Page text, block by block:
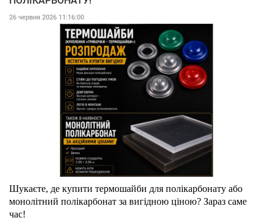
26 червня 2026 11:16:00
Шукаєте, де купити термошайби для полікарбонату або
монолітний полікарбонат за вигідною ціною? Зараз саме
час!